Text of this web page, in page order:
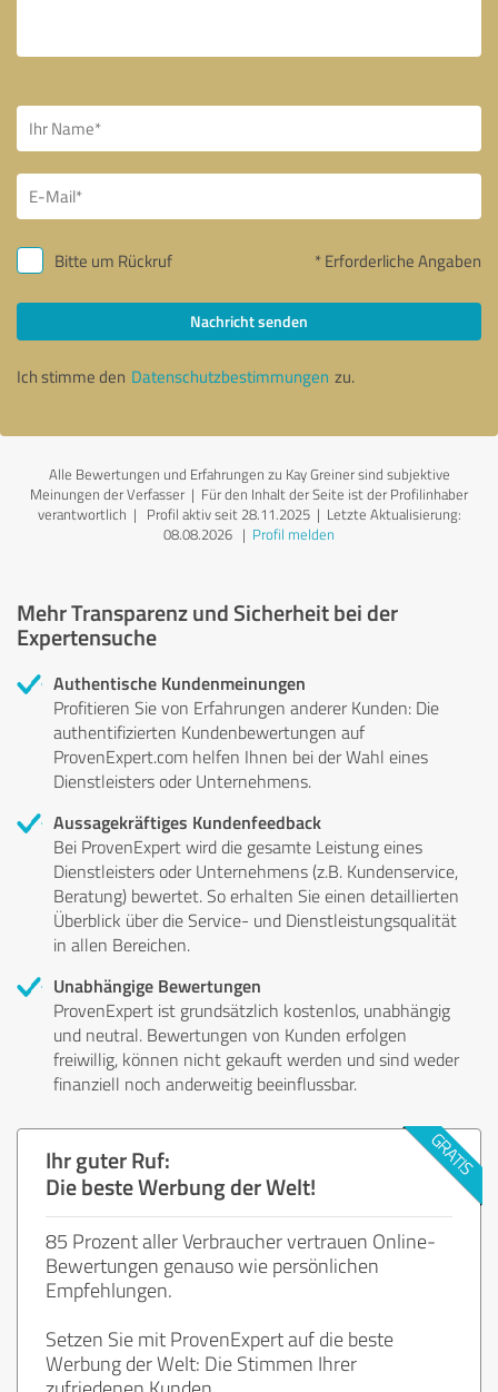
Bitte um Rückruf * Erforderliche Angaben
Nachricht senden
Ich stimme den Datenschutzbestimmungen zu.
Alle Bewertungen und Erfahrungen zu Kay Greiner sind subjektive
Meinungen der Verfasser | Für den Inhalt der Seite ist der Profilinhaber
verantwortlich | Profil aktiv seit 28.11.2025 | Letzte Aktualisierung:
08.08.2026 | Profil melden
Mehr Transparenz und Sicherheit bei der
Expertensuche
Authentische Kundenmeinungen
Profitieren Sie von Erfahrungen anderer Kunden: Die
authentifizierten Kundenbewertungen auf
ProvenExpert.com helfen Ihnen bei der Wahl eines
Dienstleisters oder Unternehmens.
Aussagekräftiges Kundenfeedback
Bei ProvenExpert wird die gesamte Leistung eines
Dienstleisters oder Unternehmens (z.B. Kundenservice,
Beratung) bewertet. So erhalten Sie einen detaillierten
Überblick über die Service- und Dienstleistungsqualität
in allen Bereichen.
Unabhängige Bewertungen
ProvenExpert ist grundsätzlich kostenlos, unabhängig
und neutral. Bewertungen von Kunden erfolgen
freiwillig, können nicht gekauft werden und sind weder
finanziell noch anderweitig beeinflussbar.
Ihr guter Ruf:
Die beste Werbung der Welt!
85 Prozent aller Verbraucher vertrauen Online-
Bewertungen genauso wie persönlichen
Empfehlungen.
Setzen Sie mit ProvenExpert auf die beste
Werbung der Welt: Die Stimmen Ihrer